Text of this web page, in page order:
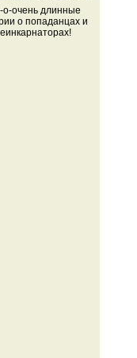
о-очень длинные
о попаданцах и